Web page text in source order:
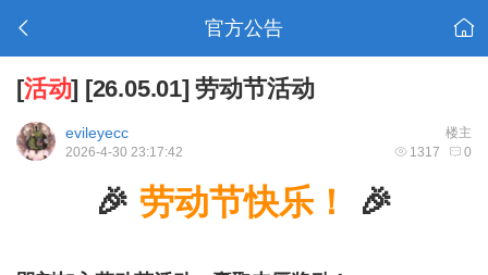
官方公告
[活动] [26.05.01] 劳动节活动
楼主
evileyecc
1317 0
2026-4-30 23:17:42
🎉 劳动节快乐！ 🎉